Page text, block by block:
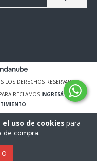
el uso de cookies para
de compra.
LOS DERECHOS RESERVADOS.
RECLAMOS INGRESÁ ACÁ.